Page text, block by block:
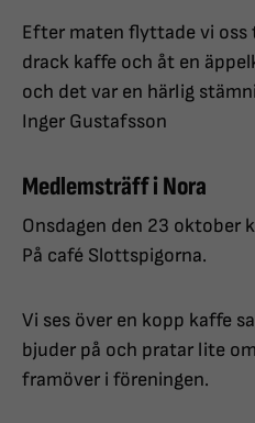
Efter maten flyttade vi oss
drack kaffe och åt en
och det var en härlig
Inger Gustafsson
Medlemsträff i Nora
Onsdagen den 23 oktober
På café Slottspigorna.
Vi ses över en kopp kaffe
bjuder på och pratar lite
framöver i föreningen.